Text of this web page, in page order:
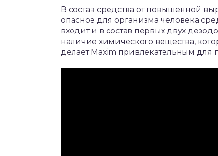
В состав средства от повышенной
опасное для организма человека
входит и в состав первых двух
наличие химического вещества,
делает Maxim привлекательным для